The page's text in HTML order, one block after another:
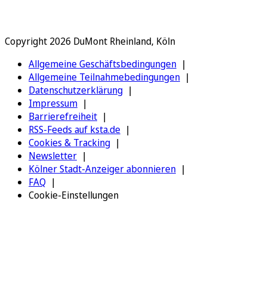
Copyright 2026 DuMont Rheinland, Köln
Allgemeine Geschäftsbedingungen
Allgemeine Teilnahmebedingungen
Datenschutzerklärung
Impressum
Barrierefreiheit
RSS-Feeds auf ksta.de
Cookies & Tracking
Newsletter
Kölner Stadt-Anzeiger abonnieren
FAQ
Cookie-Einstellungen